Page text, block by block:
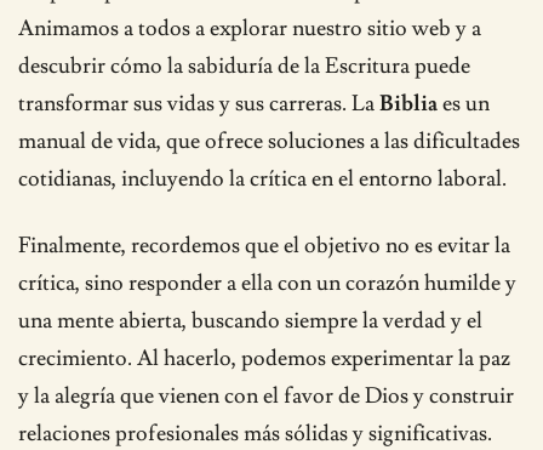
Animamos a todos a explorar nuestro sitio web y a
descubrir cómo la sabiduría de la Escritura puede
transformar sus vidas y sus carreras. LaBibliaes un
manual de vida, que ofrece soluciones a las dificultades
cotidianas, incluyendo la crítica en el entorno laboral.
Finalmente, recordemos que el objetivo no es evitar la
crítica, sino responder a ella con un corazón humilde y
una mente abierta, buscando siempre la verdad y el
crecimiento. Al hacerlo, podemos experimentar la paz
y la alegría que vienen con el favor de Dios y construir
relaciones profesionales más sólidas y significativas.